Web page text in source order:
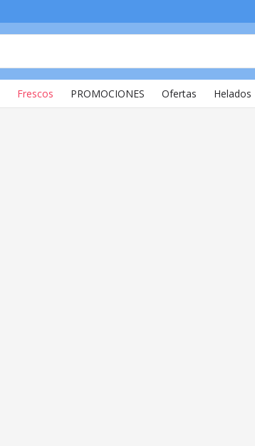
Frescos PROMOCIONES Ofertas Helados